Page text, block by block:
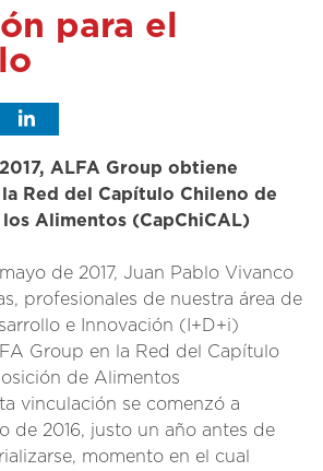
para el
ALFA Group obtiene
Red del Capítulo Chileno de
Alimentos (CapChiCAL)
de 2017, Juan Pablo Vivanco
profesionales de nuestra área de
e Innovación (I+D+i)
Group en la Red del Capítulo
de Alimentos
vinculación se comenzó a
de 2016, justo un año antes de
momento en el cual